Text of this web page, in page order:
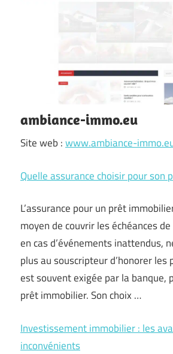
ambiance-immo.eu
Site web :www.ambiance-
Quelle assurance choisir pour son
L’assurance pour un prêt
moyen de couvrir les échéances
en cas d’événements inattendus,
plus au souscripteur d’honorer les
est souvent exigée par la banque,
prêt immobilier. Son choix …
Investissement immobilier : les
inconvénients